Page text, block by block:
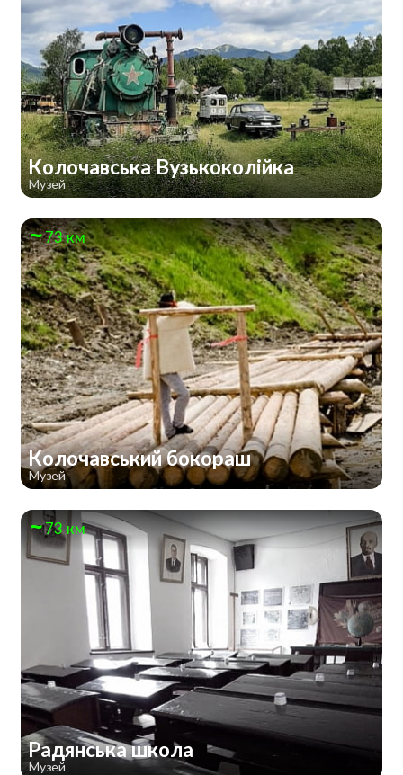
Колочавська Вузькоколійка
Музей
73 км
Колочавський бокораш
Музей
73 км
Радянська школа
Музей